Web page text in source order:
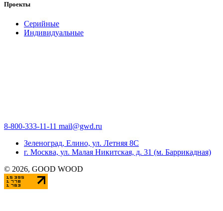
Проекты
Серийные
Индивидуальные
8-800-333-11-11 mail@gwd.ru
Зеленоград, Елино, ул. Летняя 8С
г. Москва, ул. Малая Никитская, д. 31 (м. Баррикадная)
© 2026, GOOD WOOD